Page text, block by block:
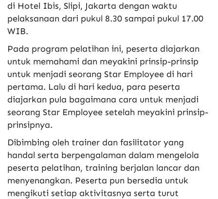
di Hotel Ibis, Slipi, Jakarta dengan waktu
pelaksanaan dari pukul 8.30 sampai pukul 17.00
WIB.
Pada program pelatihan ini, peserta diajarkan
untuk memahami dan meyakini prinsip-prinsip
untuk menjadi seorang Star Employee di hari
pertama. Lalu di hari kedua, para peserta
diajarkan pula bagaimana cara untuk menjadi
seorang Star Employee setelah meyakini prinsip-
prinsipnya.
Dibimbing oleh trainer dan fasilitator yang
handal serta berpengalaman dalam mengelola
peserta pelatihan, training berjalan lancar dan
menyenangkan. Peserta pun bersedia untuk
mengikuti setiap aktivitasnya serta turut